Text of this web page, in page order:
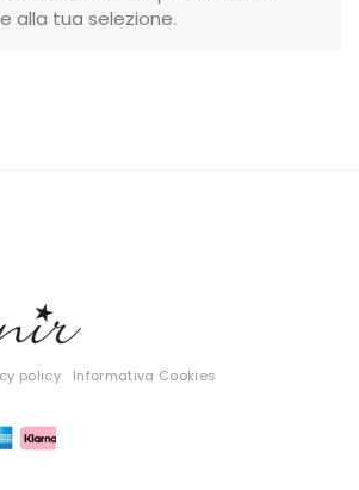
alla tua selezione.
policy Informativa Cookies